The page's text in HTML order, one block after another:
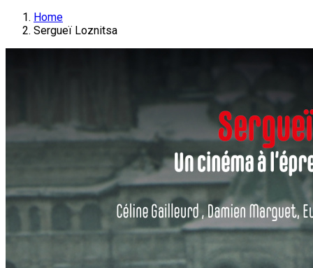
Home
Sergueï Loznitsa